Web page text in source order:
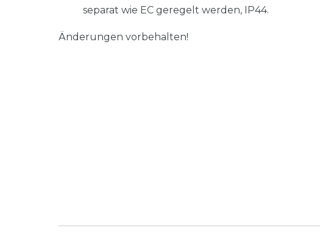
separat wie EC geregelt werden, IP44.
Änderungen vorbehalten!